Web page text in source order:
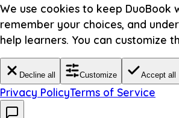
We use cookies to keep DuoBook
remember your choices, and
help learners. You can customize
Decline all Customize Accept all
Privacy PolicyTerms of Service